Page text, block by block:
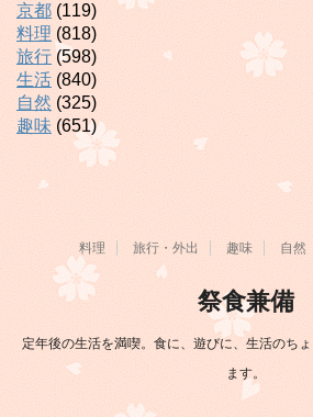
京都 (119)
料理 (818)
旅行 (598)
生活 (840)
自然 (325)
趣味 (651)
料理 旅行・外出 趣味 自然
祭食兼備
定年後の生活を満喫。食に、遊びに、生活のち
ます。